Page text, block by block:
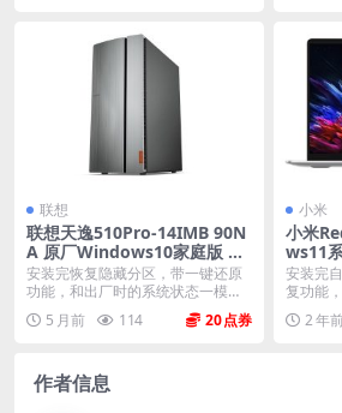
联想
联想天逸510Pro-14IMB 90N
A 原厂Windows10家庭版 oe
m系统镜像下载
安装完恢复隐藏分区，带一键还原
功能，和出厂时的系统状态一模一
样。 机型(MTM)...
5 月前 114 20
小米
小米
ws11
安装完
复功能
件，将
2 年
作者信息